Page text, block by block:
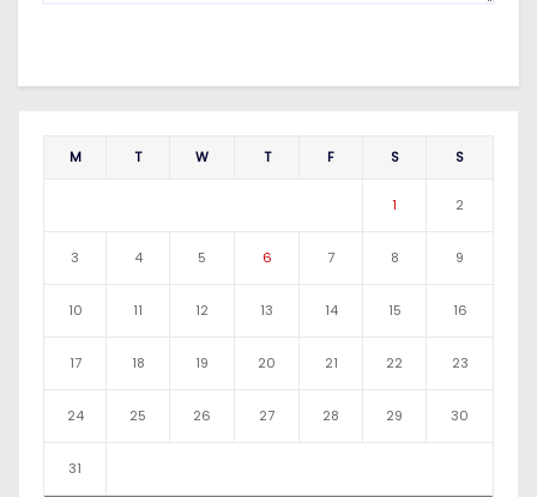
M T W T F S S
1 2
3 4 5 6 7 8 9
10 11 12 13 14 15 16
17 18 19 20 21 22 23
24 25 26 27 28 29 30
31